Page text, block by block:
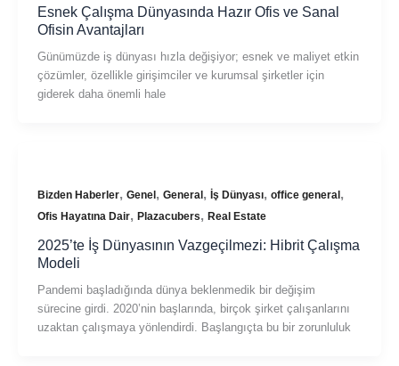
Esnek Çalışma Dünyasında Hazır Ofis ve Sanal
Ofisin Avantajları
Günümüzde iş dünyası hızla değişiyor; esnek ve maliyet etkin
çözümler, özellikle girişimciler ve kurumsal şirketler için
giderek daha önemli hale
Bizden Haberler, Genel, General, İş Dünyası, office general,
Ofis Hayatına Dair, Plazacubers, Real Estate
2025’te İş Dünyasının Vazgeçilmezi: Hibrit Çalışma
Modeli
Pandemi başladığında dünya beklenmedik bir değişim
sürecine girdi. 2020’nin başlarında, birçok şirket çalışanlarını
uzaktan çalışmaya yönlendirdi. Başlangıçta bu bir zorunluluk